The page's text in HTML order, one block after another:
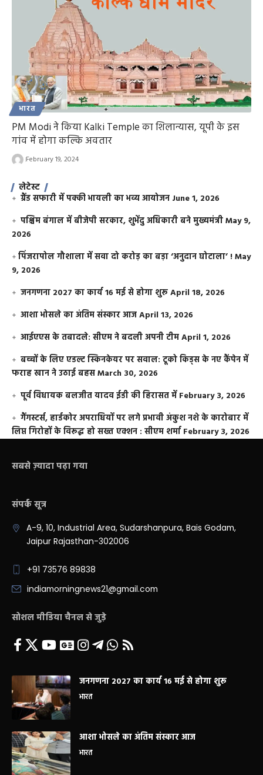
भारत
PM Modi ने किया Kalki Temple का शिलान्यास, यूपी के इस
गांव में होगा कल्कि अवतार
February 19, 2024
लेटेस्ट
ग्रैंड सफारी में पक्की भायली का भव्य आयोजन June 1, 2026
पश्चिम बंगाल में बीजेपी सरकार, शुभेंदु अधिकारी बने मुख्यमंत्रीMay 9,
2026
​पिंजरापोल गौशाला में सवा दो करोड़ का बड़ा ‘अनुदान घोटाला’ !May
9, 2026
जनगणना 2027 का कार्य 16 मई से होगा शुरूApril 18, 2026
आशा भोसले का अंतिम संस्कार आजApril 13, 2026
आईएएस के तबादले: सीएम ने बदली अपनी टीमApril 1, 2026
बच्चों के लिए एडल्ट स्किनकेयर पर सवाल: टूको किड्स के नए कैंपेन में
फराह खान ने उठाई बहसMarch 30, 2026
पूर्व विधायक बलजीत यादव ईडी की हिरासत में February 3, 2026
गैंगस्टर्स, हार्डकोर अपराधियों पर लगे प्रभावी अंकुश नशे के कारोबार में
लिप्त गिरोहों के विरूद्ध हो सख्त एक्शन : सीएम शर्मा February 3, 2026
सबसे ज़्यादा पढ़ा गया
संपर्क सूत्र
A-9, 10, Industrial Area, Sudarshanpura, Bais Godam,
Jaipur Rajasthan-302006
+91 73576 89838
indiamorningnews21@gmail.com
सोशल मीडिया चैनल से जुड़े
जनगणना 2027 का कार्य 16 मई से होगा शुरू
भारत
आशा भोसले का अंतिम संस्कार आज
भारत